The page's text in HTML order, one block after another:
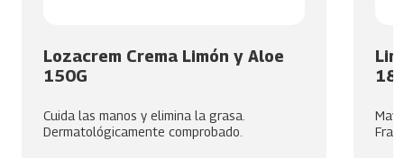
Lozacrem Crema Limón y Aloe
150G
Cuida las manos y elimina la grasa.
Dermatológicamente comprobado.